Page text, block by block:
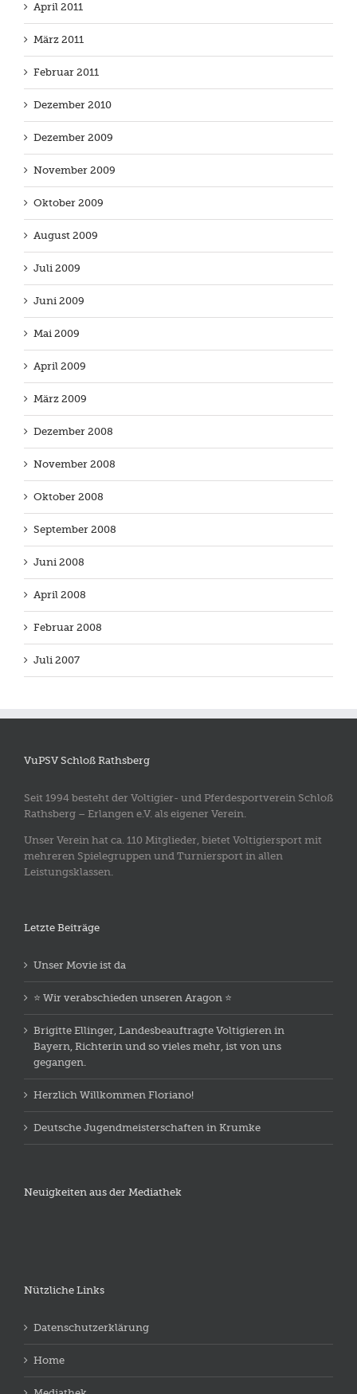
April 2011
März 2011
Februar 2011
Dezember 2010
Dezember 2009
November 2009
Oktober 2009
August 2009
Juli 2009
Juni 2009
Mai 2009
April 2009
März 2009
Dezember 2008
November 2008
Oktober 2008
September 2008
Juni 2008
April 2008
Februar 2008
Juli 2007
VuPSV Schloß Rathsberg
Seit 1994 besteht der Voltigier- und Pferdesportverein Schloß
Rathsberg – Erlangen e.V. als eigener Verein.
Unser Verein hat ca. 110 Mitglieder, bietet Voltigiersport mit
mehreren Spielegruppen und Turniersport in allen
Leistungsklassen.
Letzte Beiträge
Unser Movie ist da
⭐️ Wir verabschieden unseren Aragon ⭐️
Brigitte Ellinger, Landesbeauftragte Voltigieren in
Bayern, Richterin und so vieles mehr, ist von uns
gegangen.
Herzlich Willkommen Floriano!
Deutsche Jugendmeisterschaften in Krumke
Neuigkeiten aus der Mediathek
Nützliche Links
Datenschutzerklärung
Home